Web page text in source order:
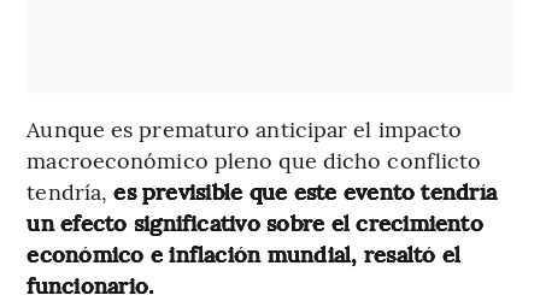
Aunque es prematuro anticipar el impacto
macroeconómico pleno que dicho conflicto
tendría,es previsible que este evento tendría
un efecto significativo sobre el crecimiento
económico e inflación mundial, resaltó el
funcionario.